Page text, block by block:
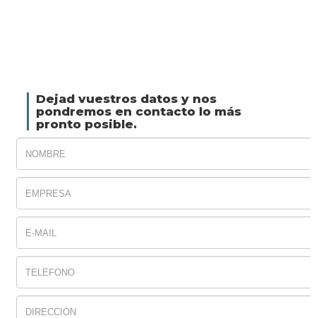
Dejad vuestros datos y nos
pondremos en contacto lo más
pronto posible.